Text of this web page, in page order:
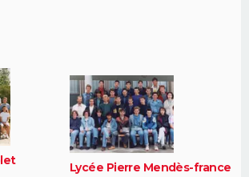
Lycée Pierre Mendès-france